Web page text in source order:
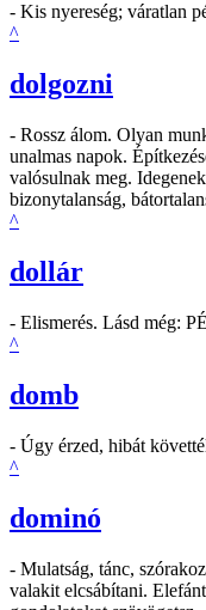
- Kis nyereség; váratlan
^
dolgozni
- Rossz álom. Olyan
unalmas napok.
valósulnak meg.
bizonytalanság,
^
dollár
- Elismerés. Lásd még:
^
domb
- Úgy érzed, hibát
^
dominó
- Mulatság, tánc,
valakit elcsábítani.